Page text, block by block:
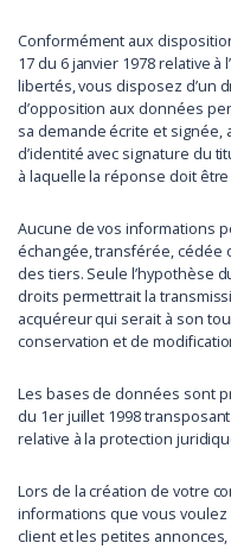
Conformément aux
17 du 6 janvier 1978 relative
libertés, vous disposez d’un
d’opposition aux données
sa demande écrite et signée,
d’identité avec signature du
à laquelle la réponse doit
Aucune de vos informations
échangée, transférée,
des tiers. Seule l’hypothèse
droits permettrait la
acquéreur qui serait à son
conservation et de
Les bases de données sont
du 1er juillet 1998
relative à la protection
Lors de la création de votre
informations que vous
client et les petites annonces,